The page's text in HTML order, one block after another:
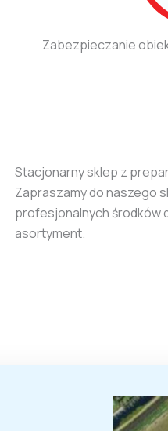
Zabezpieczanie
Stacjonarny sklep z
Zapraszamy do naszego
profesjonalnych środków
asortyment.